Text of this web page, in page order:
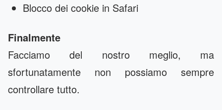
Blocco dei cookie in Safari
Finalmente
Facciamo del nostro meglio, ma
sfortunatamente non possiamo sempre
controllare tutto.